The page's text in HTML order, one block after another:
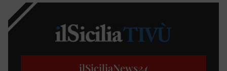
ilSiciliaNews24